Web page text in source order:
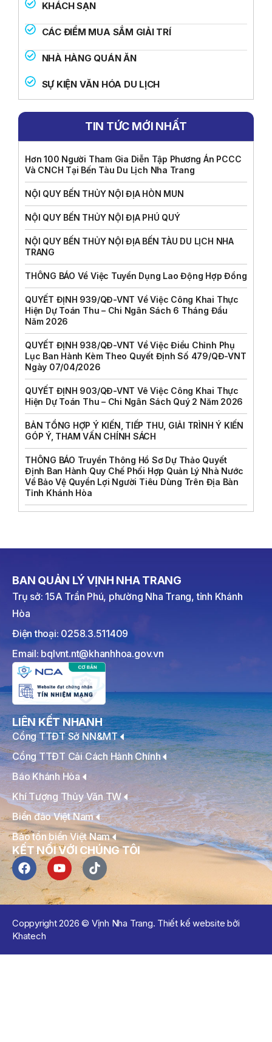
KHÁCH SẠN
CÁC ĐIỂM MUA SẮM GIẢI TRÍ
NHÀ HÀNG QUÁN ĂN
SỰ KIỆN VĂN HÓA DU LỊCH
TIN TỨC MỚI NHẤT
Hơn 100 Người Tham Gia Diễn Tập Phương Án PCCC
Và CNCH Tại Bến Tàu Du Lịch Nha Trang
NỘI QUY BẾN THỦY NỘI ĐỊA HÒN MUN
NỘI QUY BẾN THỦY NỘI ĐỊA PHÚ QUÝ
NỘI QUY BẾN THỦY NỘI ĐỊA BẾN TÀU DU LỊCH NHA
TRANG
THÔNG BÁO Về Việc Tuyển Dụng Lao Động Hợp Đồng
QUYẾT ĐỊNH 939/QĐ-VNT Về Việc Công Khai Thực
Hiện Dự Toán Thu – Chi Ngân Sách 6 Tháng Đầu
Năm 2026
QUYẾT ĐỊNH 938/QĐ-VNT Về Việc Điều Chỉnh Phụ
Lục Ban Hành Kèm Theo Quyết Định Số 479/QĐ-VNT
Ngày 07/04/2026
QUYẾT ĐỊNH 903/QĐ-VNT Vê Việc Công Khai Thực
Hiện Dự Toán Thu – Chi Ngân Sách Quý 2 Năm 2026
BẢN TỔNG HỢP Ý KIẾN, TIẾP THU, GIẢI TRÌNH Ý KIẾN
GÓP Ý, THAM VẤN CHÍNH SÁCH
THÔNG BÁO Truyền Thông Hồ Sơ Dự Thảo Quyết
Định Ban Hành Quy Chế Phối Hợp Quản Lý Nhà Nước
Về Bảo Vệ Quyền Lợi Người Tiêu Dùng Trên Địa Bàn
Tỉnh Khánh Hòa
BAN QUẢN LÝ VỊNH NHA TRANG
Trụ sở: 15A Trần Phú, phường Nha Trang, tỉnh Khánh
Hòa
Điện thoại: 0258.3.511409
Email: bqlvnt.nt@khanhhoa.gov.vn
LIÊN KẾT NHANH
Cổng TTĐT Sở NN&MT
Cổng TTĐT Cải Cách Hành Chính
Báo Khánh Hòa
Khí Tượng Thủy Văn TW
Biển đảo Việt Nam
Bảo tồn biển Việt Nam
KẾT NỐI VỚI CHÚNG TÔI
Coppyright 2026 © Vịnh Nha Trang. Thiết kế website bởi
Khatech